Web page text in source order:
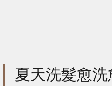
夏天洗髮愈